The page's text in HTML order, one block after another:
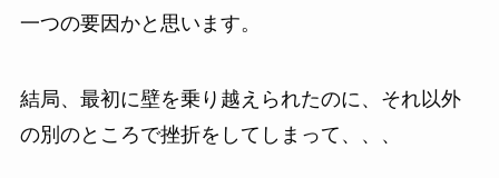
一つの要因かと思います。
結局、最初に壁を乗り越えられたのに、それ以外
の別のところで挫折をしてしまって、、、